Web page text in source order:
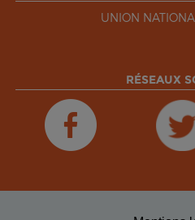
UNION
RÉSEAUX